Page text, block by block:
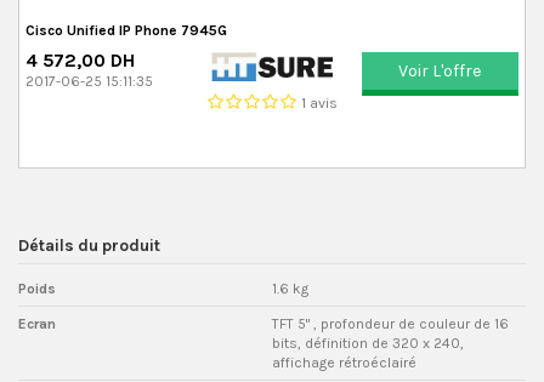
Cisco Unified IP Phone 7945G
4 572,00 DH
2017-06-25 15:11:35
1 avis
Voir L'offre
Détails du produit
Poids 1.6 kg
Ecran
TFT 5" , profondeur de couleur de 16
bits, définition de 320 x 240,
affichage rétroéclairé